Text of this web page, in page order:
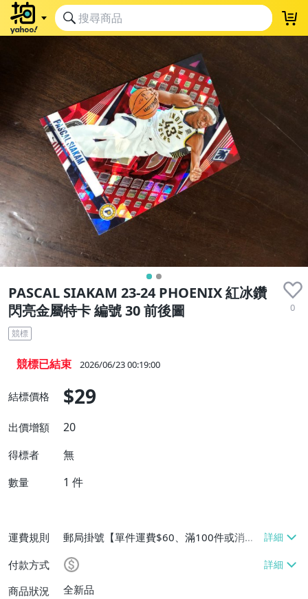
PASCAL SIAKAM 23-24 PHOENIX 紅冰鑽
閃亮金屬特卡 編號 30 前後圖
0
競標
競標已結束 2026/06/23 00:19:00
結標價格 $29
出價增額 20
得標者 無
數量 1 件
運費規則
郵局掛號【單件運費$60、滿100件或消費
滿$5000免運費】
付款方式
商品狀況
全新品